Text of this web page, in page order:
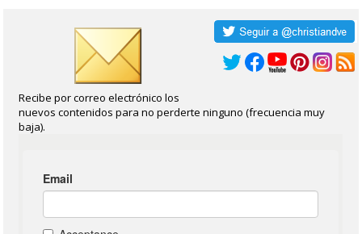
Recibe por correo electrónico los
nuevos contenidos para no perderte ninguno (frecuencia muy
baja).